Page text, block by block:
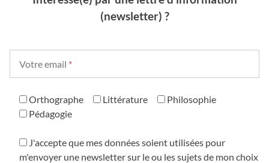
(newsletter) ?
Votre email *
Orthographe Littérature
Philosophie
Pédagogie
J'accepte que mes données soient utilisées pour
m'envoyer une newsletter sur le ou les sujets de mon choix